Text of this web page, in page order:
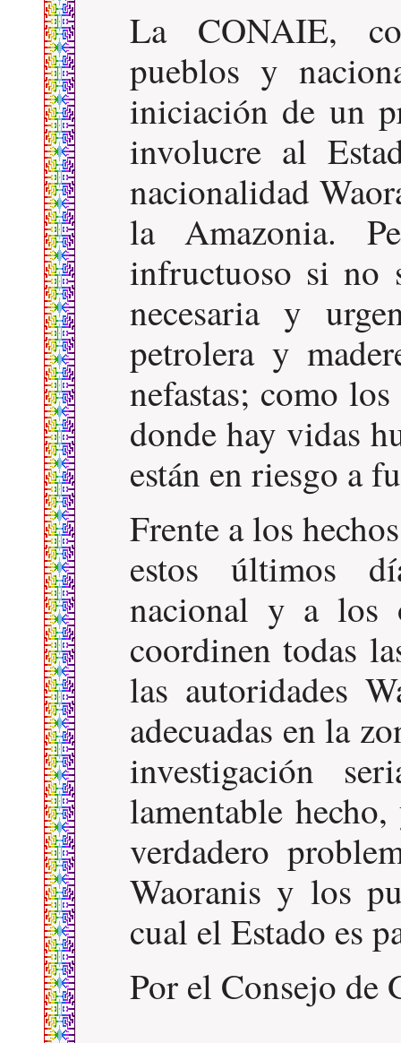
La CONAIE,
pueblos y
iniciación de un
involucre al
nacionalidad
la Amazonia.
infructuoso si no
necesaria y
petrolera y
nefastas; como
donde hay vidas
están en riesgo a
Frente a los
estos últimos
nacional y a los
coordinen todas
las autoridades
adecuadas en la
investigación
lamentable
verdadero
Waoranis y los
cual el Estado es
Por el Consejo de